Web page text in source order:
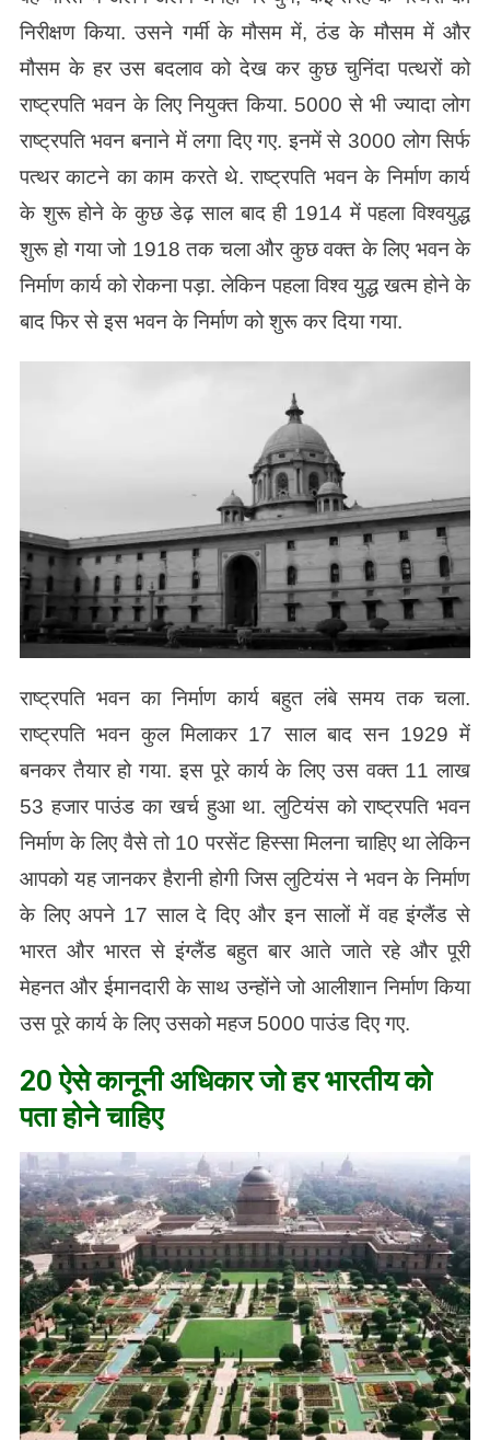
निरीक्षण किया. उसने गर्मी के मौसम में, ठंड के मौसम में और
मौसम के हर उस बदलाव को देख कर कुछ चुनिंदा पत्थरों को
राष्ट्रपति भवन के लिए नियुक्त किया. 5000 से भी ज्यादा लोग
राष्ट्रपति भवन बनाने में लगा दिए गए. इनमें से 3000 लोग सिर्फ
पत्थर काटने का काम करते थे. राष्ट्रपति भवन के निर्माण कार्य
के शुरू होने के कुछ डेढ़ साल बाद ही 1914 में पहला विश्वयुद्ध
शुरू हो गया जो 1918 तक चला और कुछ वक्त के लिए भवन के
निर्माण कार्य को रोकना पड़ा. लेकिन पहला विश्व युद्ध खत्म होने के
बाद फिर से इस भवन के निर्माण को शुरू कर दिया गया.
राष्ट्रपति भवन का निर्माण कार्य बहुत लंबे समय तक चला.
राष्ट्रपति भवन कुल मिलाकर 17 साल बाद सन 1929 में
बनकर तैयार हो गया. इस पूरे कार्य के लिए उस वक्त 11 लाख
53 हजार पाउंड का खर्च हुआ था. लुटियंस को राष्ट्रपति भवन
निर्माण के लिए वैसे तो 10 परसेंट हिस्सा मिलना चाहिए था लेकिन
आपको यह जानकर हैरानी होगी जिस लुटियंस ने भवन के निर्माण
के लिए अपने 17 साल दे दिए और इन सालों में वह इंग्लैंड से
भारत और भारत से इंग्लैंड बहुत बार आते जाते रहे और पूरी
मेहनत और ईमानदारी के साथ उन्होंने जो आलीशान निर्माण किया
उस पूरे कार्य के लिए उसको महज 5000 पाउंड दिए गए.
20 ऐसे कानूनी अधिकार जो हर भारतीय को
पता होने चाहिए